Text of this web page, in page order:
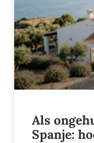
Als
Spanje: